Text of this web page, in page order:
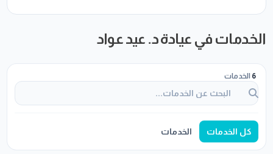
الخدمات في عيادة د. عيد عواد
6 الخدمات
كل الخدمات الخدمات